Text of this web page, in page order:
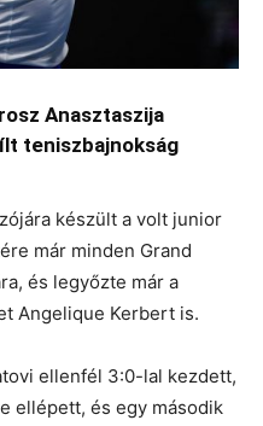
Anasztaszija
teniszbajnokság
készült a volt junior
már minden Grand
és legyőzte már a
Angelique Kerbert is.
ellenfél 3:0-lal kezdett,
ellépett, és egy második